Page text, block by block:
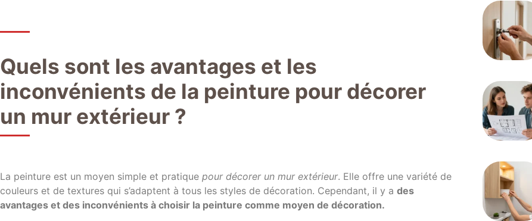
Quels sont les avantages et les
inconvénients de la peinture pour décorer
un mur extérieur ?
La peinture est un moyen simple et pratique pour décorer un mur extérieur. Elle offre une variété de
couleurs et de textures qui s’adaptent à tous les styles de décoration. Cependant, il y a des
avantages et des inconvénients à choisir la peinture comme moyen de décoration.